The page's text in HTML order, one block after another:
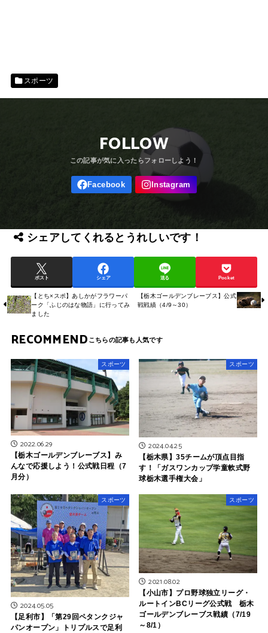
スポーツ
FOLLOW
シェアしてくれるとうれしいです！
ポスト シェア 送る Pocket
【とち×スポ】あしかがフラワーパ
ーク「ふじのはな物語」に行ってみ
ました
【栃木ゴールデンブレーブス】公式
戦戦績（4/9～30）
RECOMMEND
スポーツ
2022.06.29
【栃木ゴールデンブレーブス】み
んなで応援しよう！公式戦日程（7
月分）
スポーツ
2024.04.25
【栃木県】35チームが頂点目指
す！「ガスワンカップ学童軟式野
球栃木選手権大会」
スポーツ
2024.05.05
【足利市】「第29回ペタンクジャ
パンオープン」トリプルスで足利
スポーツ
2021.08.02
【小山市】プロ野球独立リーグ・
ルートインBCリーグ公式戦 栃木
ゴールデンブレーブス戦績（7/19
～8/1）